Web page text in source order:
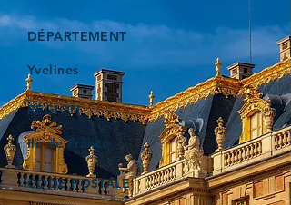
DÉPARTEMENT
Yvelines
RÉGION
Ile de France
CODE POSTALE